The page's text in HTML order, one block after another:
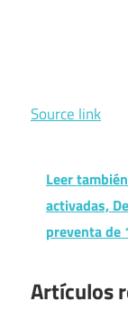
Source link
Leer también
activadas,
preventa de
Artículos